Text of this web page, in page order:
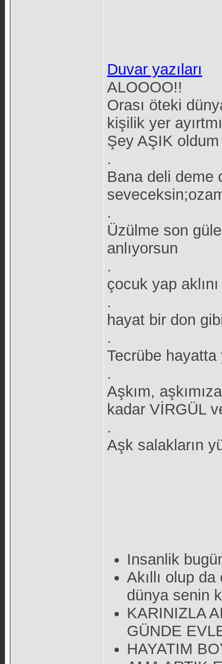
Duvar yazıları
ALOOOO!!
Orası öteki
kişilik yer
Şey AŞIK
.
Bana deli deme
.
Üzülme son
anlıyorsun
.
çocuk yap
.
hayat bir don
.
Tecrübe hayatta
.
Aşkım,
kadar VİRGÜL
.
Aşk salakların
Insanlik
Akıllı olup
dünya senin
KARINIZLA
GÜNDE
HAYATIM